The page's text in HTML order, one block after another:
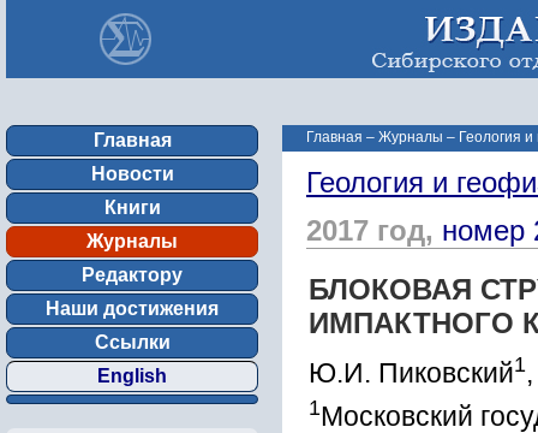
Главная
Новости
Книги
Журналы
Редактору
Наши достижения
Ссылки
English
Главная – Журналы – Геология
Геология и
2017 год, номер
БЛОКОВАЯ
ИМПАКТНОГО
Ю.И. Пиковский1
1Московский